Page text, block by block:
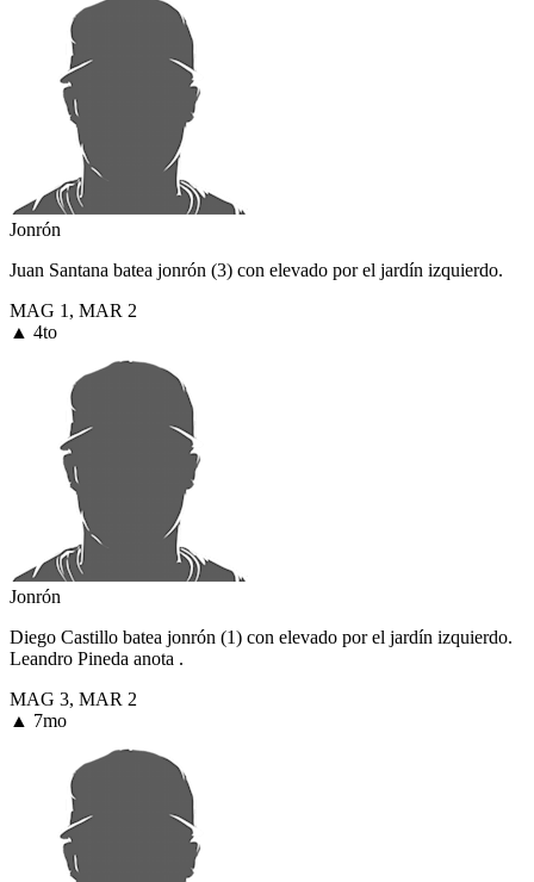
Jonrón
Juan Santana batea jonrón (3) con elevado por el jardín izquierdo.
MAG 1 , MAR 2
▲ 4to
Jonrón
Diego Castillo batea jonrón (1) con elevado por el jardín izquierdo.
Leandro Pineda anota .
MAG 3, MAR 2
▲ 7mo